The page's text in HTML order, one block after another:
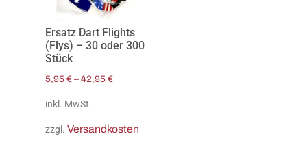
Ersatz Dart Flights
(Flys) – 30 oder 300
Stück
5,95 € – 42,95 €
inkl. MwSt.
zzgl. Versandkosten